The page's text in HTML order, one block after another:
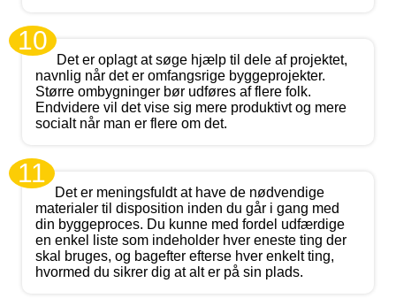
10
Det er oplagt at søge hjælp til dele af projektet,
navnlig når det er omfangsrige byggeprojekter.
Større ombygninger bør udføres af flere folk.
Endvidere vil det vise sig mere produktivt og mere
socialt når man er flere om det.
11
Det er meningsfuldt at have de nødvendige
materialer til disposition inden du går i gang med
din byggeproces. Du kunne med fordel udfærdige
en enkel liste som indeholder hver eneste ting der
skal bruges, og bagefter efterse hver enkelt ting,
hvormed du sikrer dig at alt er på sin plads.